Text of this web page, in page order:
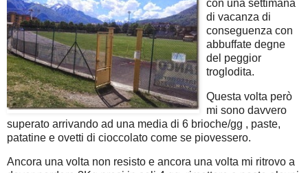
con una settimana
di vacanza di
conseguenza con
abbuffate degne
del peggior
troglodita.
Questa volta però
mi sono davvero
superato arrivando ad una media di 6 brioche/gg , paste,
patatine e ovetti di cioccolato come se piovessero.
Ancora una volta non resisto e ancora una volta mi ritrovo a